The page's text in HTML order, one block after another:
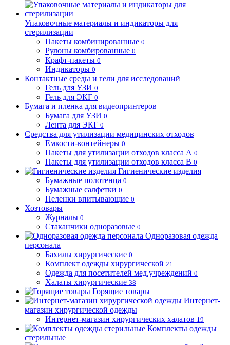
Упаковочные материалы и индикаторы для
стерилизации
Пакеты комбинированные 0
Рулоны комбированные 0
Крафт-пакеты 0
Индикаторы 0
Контактные среды и гели для исследований
Гель для УЗИ 0
Гель для ЭКГ 0
Бумага и пленка для видеопринтеров
Бумага для УЗИ 0
Лента для ЭКГ 0
Средства для утилизации медицинских отходов
Емкости-контейнеры 0
Пакеты для утилизации отходов класса А 0
Пакеты для утилизации отходов класса В 0
Гигиенические изделия
Бумажные полотенца 0
Бумажные салфетки 0
Пеленки впитывающие 0
Хозтовары
Журналы 0
Стаканчики одноразовые 0
Одноразовая одежда
персонала
Бахилы хирургические 0
Комплект одежды хирургической 21
Одежда для посетителей мед.учреждений 0
Халаты хирургические 38
Горящие товары
Интернет-
магазин хирургической одежды
Интернет-магазин хирургических халатов 19
Комплекты одежды
стерильные